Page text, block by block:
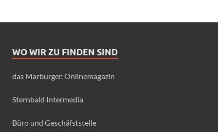
WO WIR ZU FINDEN SIND
das Marburger. Onlinemagazin
Sternbald Intermedia
Büro und Geschäfststelle